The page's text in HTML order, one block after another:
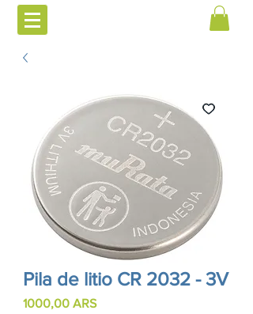
Pila de litio CR 2032 - 3V
1000,00 ARSPrecio